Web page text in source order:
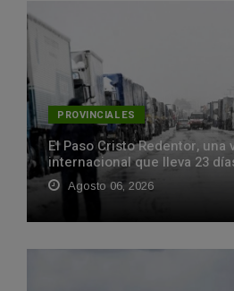
PROVINCIALES
El Paso Cristo Redentor, una
internacional que lleva 23
Agosto 06, 2026